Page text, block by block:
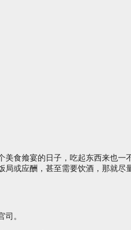
美食飨宴的日子，吃起东西来也一
局或应酬，甚至需要饮酒，那就尽
。